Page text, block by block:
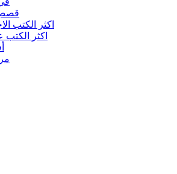
قصص
اكثر الكتب
اكثر الكتب